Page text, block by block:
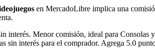
en MercadoLibre implica una
interés. Menor comisión, ideal para Consolas
sin interés para el comprador. Agrega 5.0